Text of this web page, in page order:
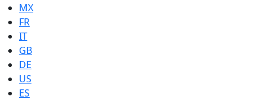
MX
FR
IT
GB
DE
US
ES